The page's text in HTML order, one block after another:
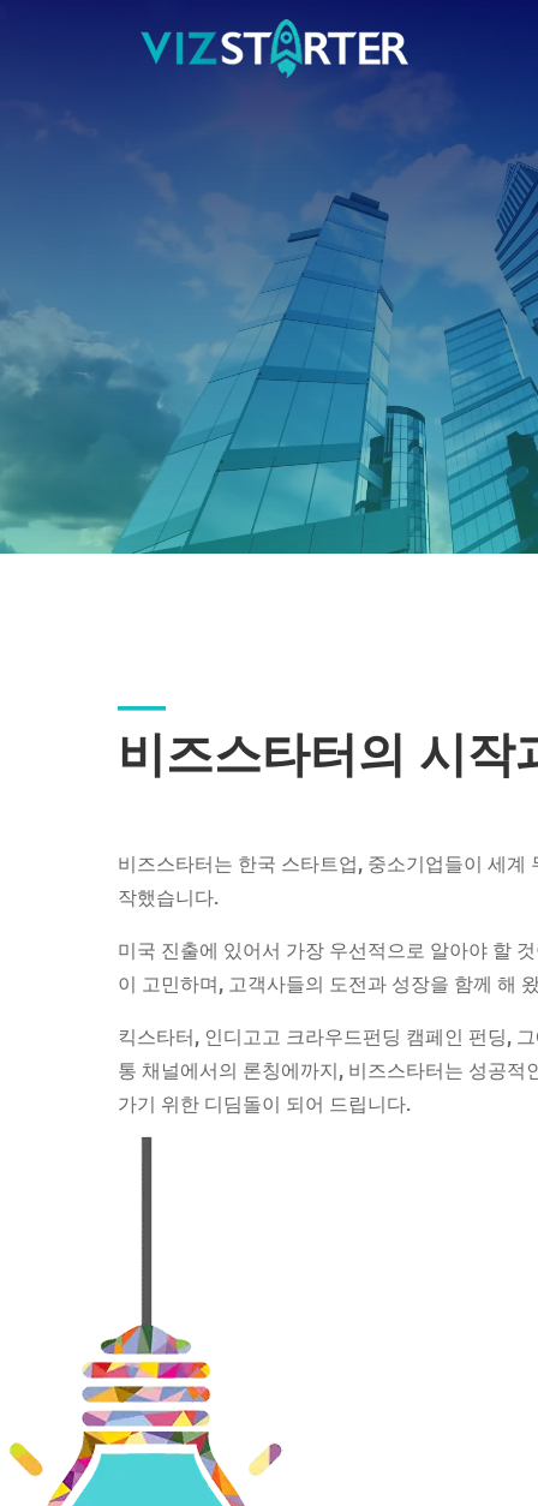
비즈스타터의 시작
비즈스타터는 한국 스타트업, 중소기업들이 세계
작했습니다.
미국 진출에 있어서 가장 우선적으로 알아야 할
이 고민하며, 고객사들의 도전과 성장을 함께 해
킥스타터, 인디고고 크라우드펀딩 캠페인 펀딩,
통 채널에서의 론칭에까지, 비즈스타터는 성공적
가기 위한 디딤돌이 되어 드립니다.